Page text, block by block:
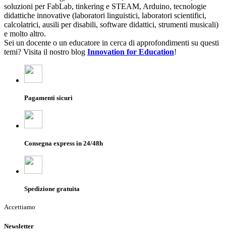
soluzioni per FabLab, tinkering e STEAM, Arduino, tecnologie
didattiche innovative (laboratori linguistici, laboratori scientifici,
calcolatrici, ausili per disabili, software didattici, strumenti musicali)
e molto altro.
Sei un docente o un educatore in cerca di approfondimenti su questi
temi? Visita il nostro blog Innovation for Education!
Pagamenti sicuri
Consegna express in 24/48h
Spedizione gratuita
Accettiamo
Newsletter